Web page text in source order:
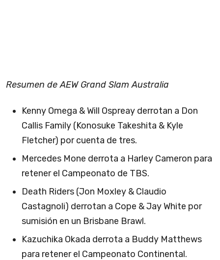
Resumen de AEW Grand Slam Australia
Kenny Omega & Will Ospreay derrotan a Don
Callis Family (Konosuke Takeshita & Kyle
Fletcher) por cuenta de tres.
Mercedes Mone derrota a Harley Cameron para
retener el Campeonato de TBS.
Death Riders (Jon Moxley & Claudio
Castagnoli) derrotan a Cope & Jay White por
sumisión en un Brisbane Brawl.
Kazuchika Okada derrota a Buddy Matthews
para retener el Campeonato Continental.